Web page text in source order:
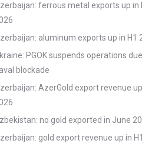
ferrous metal exports up in
aluminum exports up in H1
PGOK suspends operations
blockade
AzerGold export revenue up
no gold exported in June
gold export revenue up in